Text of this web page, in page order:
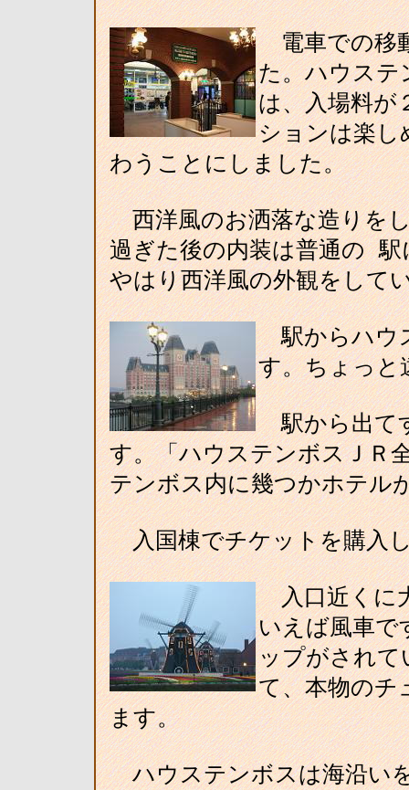
電車での移
た。ハウステ
は、入場料が
ションは楽し
わうことにしました。
西洋風のお洒落な造りを
過ぎた後の内装は普通の
やはり西洋風の外観をして
駅からハウ
す。ちょっと
駅から出て
す。「ハウステンボスＪＲ
テンボス内に幾つかホテル
入国棟でチケットを購入
入口近くに
いえば風車
ップがされて
て、本物のチ
ます。
ハウステンボスは海沿い